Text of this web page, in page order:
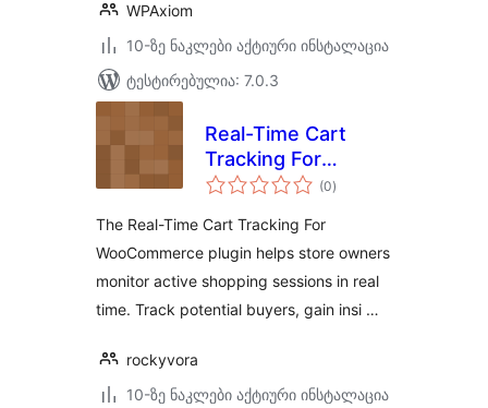
WPAxiom
10-ზე ნაკლები აქტიური ინსტალაცია
ტესტირებულია: 7.0.3
Real-Time Cart
Tracking For
WooCommerce
(0საერთო
რეიტინგი
)
The Real-Time Cart Tracking For
WooCommerce plugin helps store owners
monitor active shopping sessions in real
time. Track potential buyers, gain insi …
rockyvora
10-ზე ნაკლები აქტიური ინსტალაცია